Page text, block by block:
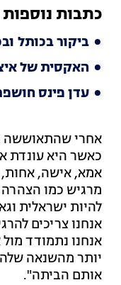
כתבות
ביקור בכותל
האקסית של
עדן פינס
כאשר היא עונדת
אמא, אישה, אחות,
מרגיש כמו הצהרה
להיות ישראלית
אנחנו צריכים
אנחנו נתמודד
יותר מהשנאה
אותם הביתה".